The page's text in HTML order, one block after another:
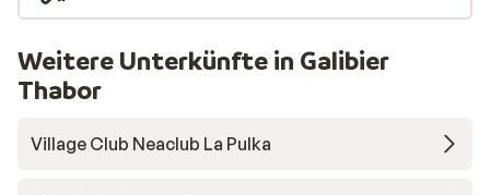
Weitere Unterkünfte in Galibier
Thabor
Village Club Neaclub La Pulka